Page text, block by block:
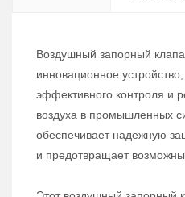
Воздушный запорный
инновационное
эффективного контроля и
воздуха в промышленных
обеспечивает надежную
и предотвращает